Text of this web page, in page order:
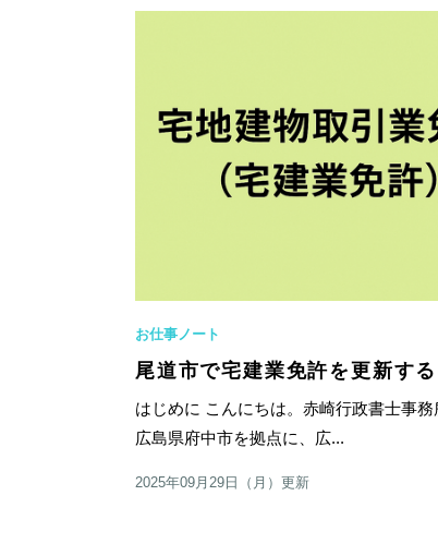
お仕事ノート
尾道市で宅建業免許を更新す
はじめに こんにちは。赤崎行政書士事務
広島県府中市を拠点に、広...
2025年09月29日（月）更新